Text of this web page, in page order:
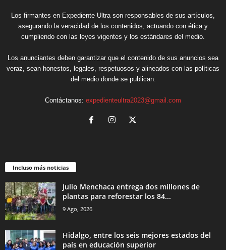
Los firmantes en Expediente Ultra son responsables de sus artículos,
asegurando la veracidad de los contenidos, actuando con ética y
cumpliendo con las leyes vigentes y los estándares del medio.
Los anunciantes deben garantizar que el contenido de sus anuncios sea
veraz, sean honestos, legales, respetuosos y alineados con las políticas
del medio donde se publican.
Contáctanos: expedienteultra2023@gmail.com
Incluso más noticias
Julio Menchaca entrega dos millones de
plantas para reforestar los 84...
9 Ago, 2026
Hidalgo, entre los seis mejores estados del
país en educación superior